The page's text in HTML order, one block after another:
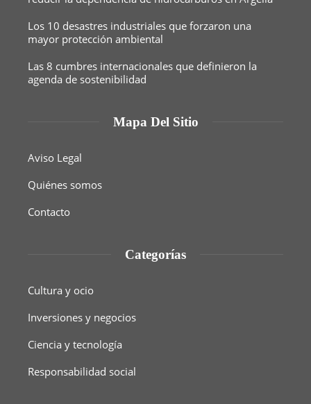
Los 10 desastres industriales que forzaron una
mayor protección ambiental
Las 8 cumbres internacionales que definieron la
agenda de sostenibilidad
Mapa Del Sitio
Aviso Legal
Quiénes somos
Contacto
Categorías
Cultura y ocio
Inversiones y negocios
Ciencia y tecnología
Responsabilidad social